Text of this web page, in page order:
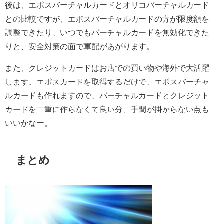
後は、エポスバーチャルカードとオリコバーチャルカード
との比較ですが、エポスバーチャルカードの方が限度額を
調整できたり、いつでもバーチャルカードを無効化できた
りと、安全対策の面で軍配があがります。
また、クレジットカードはお店での買い物や海外で大活躍
します。エポスカードを取得するだけで、エポスバーチャ
ルカードも作れますので、バーチャルカードとクレジット
カードを二重に作らなくて良い分、手間が掛からない点も
いいかなー。
まとめ